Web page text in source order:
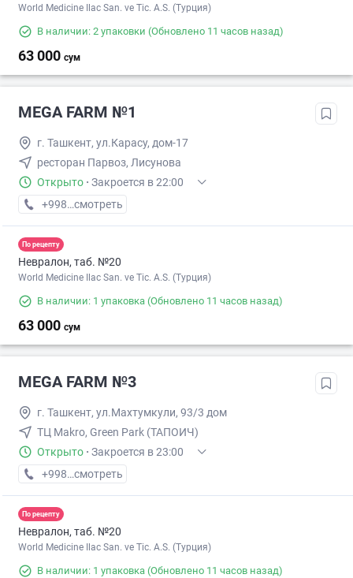
World Medicine Ilac San. ve Tic. A.S. (Турция)
В наличии: 2 упаковки (Обновлено 11 часов назад)
63 000 сум
MEGA FARM №1
г. Ташкент, ул.Карасу, дом-17
ресторан Парвоз, Лисунова
Открыто · Закроется в 22:00
+998 (71) XXX-XX-XX
смотреть
По рецепту
Невралон, таб. №20
World Medicine Ilac San. ve Tic. A.S. (Турция)
В наличии: 1 упаковка (Обновлено 11 часов назад)
63 000 сум
MEGA FARM №3
г. Ташкент, ул.Махтумкули, 93/3 дом
ТЦ Makro, Green Park (ТАПОИЧ)
Открыто · Закроется в 23:00
+998 (55) XXX-XX-XX
смотреть
По рецепту
Невралон, таб. №20
World Medicine Ilac San. ve Tic. A.S. (Турция)
В наличии: 1 упаковка (Обновлено 11 часов назад)